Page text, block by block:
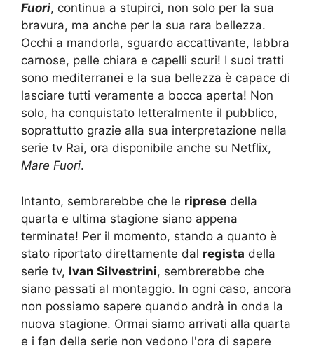
Fuori, continua a stupirci, non solo per la sua
bravura, ma anche per la sua rara bellezza.
Occhi a mandorla, sguardo accattivante, labbra
carnose, pelle chiara e capelli scuri! I suoi tratti
sono mediterranei e la sua bellezza è capace di
lasciare tutti veramente a bocca aperta! Non
solo, ha conquistato letteralmente il pubblico,
soprattutto grazie alla sua interpretazione nella
serie tv Rai, ora disponibile anche su Netflix,
Mare Fuori.
Intanto, sembrerebbe che le riprese della
quarta e ultima stagione siano appena
terminate! Per il momento, stando a quanto è
stato riportato direttamente dal regista della
serie tv, Ivan Silvestrini, sembrerebbe che
siano passati al montaggio. In ogni caso, ancora
non possiamo sapere quando andrà in onda la
nuova stagione. Ormai siamo arrivati alla quarta
e i fan della serie non vedono l'ora di sapere